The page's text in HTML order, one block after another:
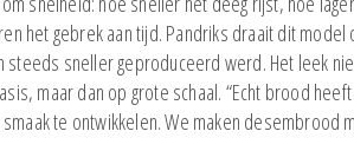
het gebrek aan tijd. Pandriks draait dit
steeds sneller geproduceerd werd. Het leek
maar dan op grote schaal. “Echt brood
te ontwikkelen. We maken desembrood